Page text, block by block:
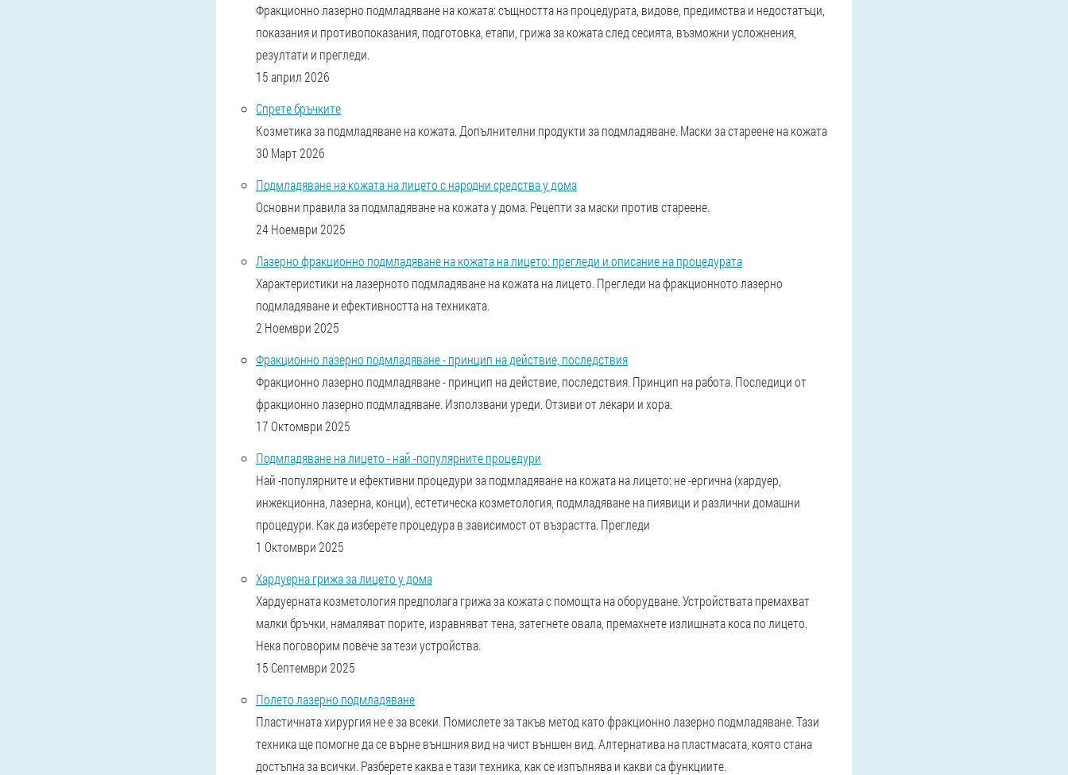
Фракционно лазерно подмладяване на кожата: същността на процедурата, видове, предимства и недостатъци,
показания и противопоказания, подготовка, етапи, грижа за кожата след сесията, възможни усложнения,
резултати и прегледи.
15 април 2026
Спрете бръчките
Козметика за подмладяване на кожата. Допълнителни продукти за подмладяване. Маски за стареене на кожата
30 Март 2026
Подмладяване на кожата на лицето с народни средства у дома
Основни правила за подмладяване на кожата у дома. Рецепти за маски против стареене.
24 Ноември 2025
Лазерно фракционно подмладяване на кожата на лицето: прегледи и описание на процедурата
Характеристики на лазерното подмладяване на кожата на лицето. Прегледи на фракционното лазерно
подмладяване и ефективността на техниката.
2 Ноември 2025
Фракционно лазерно подмладяване - принцип на действие, последствия
Фракционно лазерно подмладяване - принцип на действие, последствия. Принцип на работа. Последици от
фракционно лазерно подмладяване. Използвани уреди. Отзиви от лекари и хора.
17 Октомври 2025
Подмладяване на лицето - най -популярните процедури
Най -популярните и ефективни процедури за подмладяване на кожата на лицето: не -ергична (хардуер,
инжекционна, лазерна, конци), естетическа козметология, подмладяване на пиявици и различни домашни
процедури. Как да изберете процедура в зависимост от възрастта. Прегледи
1 Октомври 2025
Хардуерна грижа за лицето у дома
Хардуерната козметология предполага грижа за кожата с помощта на оборудване. Устройствата премахват
малки бръчки, намаляват порите, изравняват тена, затегнете овала, премахнете излишната коса по лицето.
Нека поговорим повече за тези устройства.
15 Септември 2025
Полето лазерно подмладяване
Пластичната хирургия не е за всеки. Помислете за такъв метод като фракционно лазерно подмладяване. Тази
техника ще помогне да се върне външния вид на чист външен вид. Алтернатива на пластмасата, която стана
достъпна за всички. Разберете каква е тази техника, как се изпълнява и какви са функциите.